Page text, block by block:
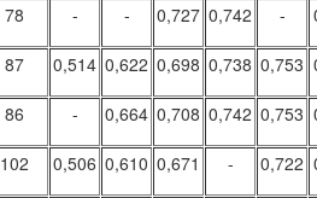
78 - - 0,727 0,742 -
87 0,514 0,622 0,698 0,738 0,753
86 - 0,664 0,708 0,742 0,753
102 0,506 0,610 0,671 - 0,722